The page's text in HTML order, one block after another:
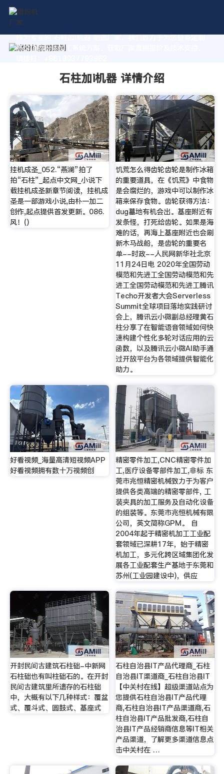
作为专业的 石柱加i机器 制造厂家，我们致力于为您量身定制
高价值的粉体加工系统方案。获取厂家直销报价及技术支持，
石柱加i机器 详情介绍
挂机成圣_052.“燕澜”拍了
拍“石柱”_起点中文网_小说下
载挂机成圣新章节阅读，挂机成
圣是一部游戏小说,由朴一加二
创作,起点提供首发更新。086.
风！()
饥荒怎么得齿轮齿轮是制作冰箱
的重要道具，在《饥荒》中食物
是会腐烂的，游戏中可以制作冰
箱来保存食物。齿轮获得方法：
dug墓地有机会出。基座附近有
发条怪，打死给齿轮。如果是海
难的话，再海上基座附近也会刷
新木马战船，是齿轮的重要名
单--时政--人民网新华社北京
11月24日电 2020年全国劳动
模范和先进工全国劳动模范和先
进工全国劳动模范和先进工腾讯
Techo开发者大会Serverless
Summit全球项目落地实践研讨
会上，腾讯云小微副总经理黄石
柱分享了在智能语音领域如何快
速构建个性化多轮对话应用的云
函数，以及腾讯云小微AI助手通
过开放平台为各领域提供智能化
助力。
好看视频_海量高清短视频APP
好看视频拥有数十万视频创
精密零件加工,CNC精密零件加
工,医疗设备零部件加工,非标 东
莞市兆恒精密机械致力于为客户
提供各类高端的精密零部件, 工
装夹具的加工服务及自动化设备
的组装等。东莞市兆恒机械有限
公司，英文简称GPM。 自
2004年起于精密机加工工业配
套领域已深耕17年，始于精密
机加工，多元化跨区域集团化发
展各工业配套生产基地于东莞和
苏州(工业园建设中)，供应
开封民间古建筑石柱础-中新网
石柱础也有叫柱础石的。在开封
民间古建筑里所遗存的石柱础
中，大概有以下几种样式：覆盆
式、覆斗式、圆鼓式、基座式
石柱自治县IT产品代理商_石柱
自治县IT渠道商_石柱自治县IT
【中关村在线】超级渠道站点为
您提供石柱自治县IT产品代理
商,石柱自治县IT产品渠道商,石
柱自治县IT产品批发商,石柱自
治县IT产品经销商信息等IT相关
产品渠道，了解更多渠道信息点
击中关村在 …